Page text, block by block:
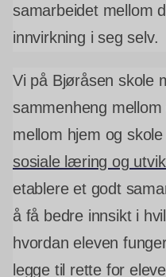
samarbeidet mellom
innvirkning i seg selv.
Vi på Bjøråsen skole
sammenheng
mellom hjem og
sosiale læring og
etablere et godt
å få bedre innsikt i
hvordan eleven
legge til rette for